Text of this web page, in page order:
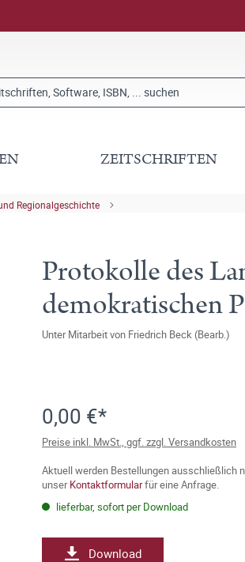
ZEITSCHRIFTEN
Regionalgeschichte
Protokolle des
demokratischen
Unter Mitarbeit von Friedrich Beck (Bearb.)
0,00 €*
Preise inkl. MwSt., ggf. zzgl. Versandkosten
Aktuell werden Bestellungen ausschließlich
unserKontaktformularfür eine Anfrage.
lieferbar, sofort per Download
Download